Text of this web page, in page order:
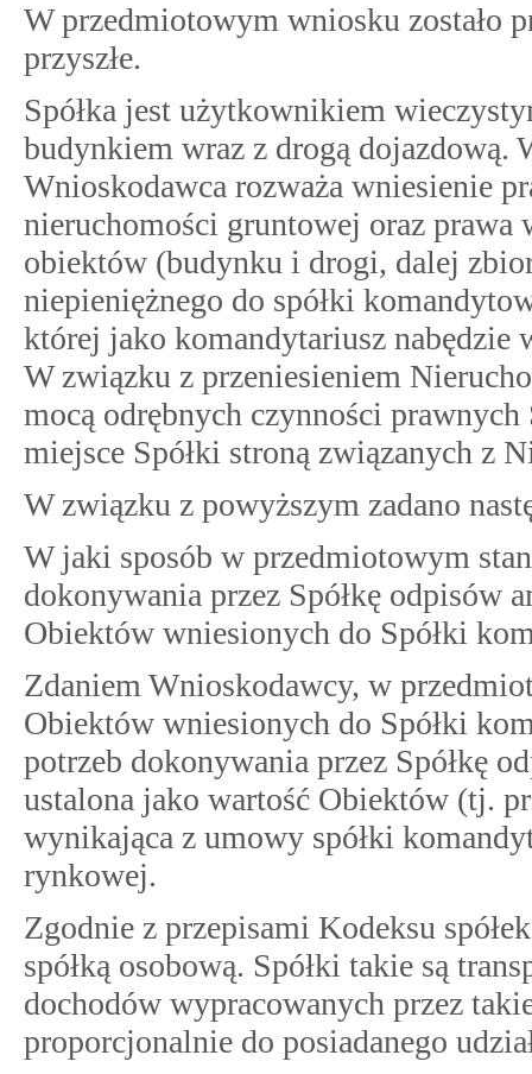
W przedmiotowym wniosku zostało
przyszłe.
Spółka jest użytkownikiem
budynkiem wraz z drogą dojazdową.
Wnioskodawca rozważa wniesienie
nieruchomości gruntowej oraz prawa
obiektów (budynku i drogi, dalej
niepieniężnego do spółki
której jako komandytariusz nabędzie
W związku z przeniesieniem
mocą odrębnych czynności
miejsce Spółki stroną związanych z
W związku z powyższym zadano
W jaki sposób w przedmiotowym
dokonywania przez Spółkę odpisów
Obiektów wniesionych do Spółki
Zdaniem Wnioskodawcy, w
Obiektów wniesionych do Spółki
potrzeb dokonywania przez Spółkę
ustalona jako wartość Obiektów (tj.
wynikająca z umowy spółki
rynkowej.
Zgodnie z przepisami Kodeksu
spółką osobową. Spółki takie są
dochodów wypracowanych przez
proporcjonalnie do posiadanego